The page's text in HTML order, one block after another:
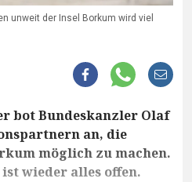
unweit der Insel Borkum wird viel
bot Bundeskanzler Olaf
an, die
möglich zu machen.
wieder alles offen.